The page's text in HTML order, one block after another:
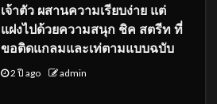
เจ้าตัว ผสานความเรียบง่าย แต่
แฝงไปด้วยความสนุก ชิค สตรีท ที่
ขอติดแกลมและเท่ตามแบบฉบับ
2 ปี ago admin